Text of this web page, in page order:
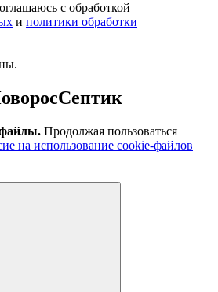
с обработкой
и политики обработки
Продолжая пользоваться
на использование cookie-файлов